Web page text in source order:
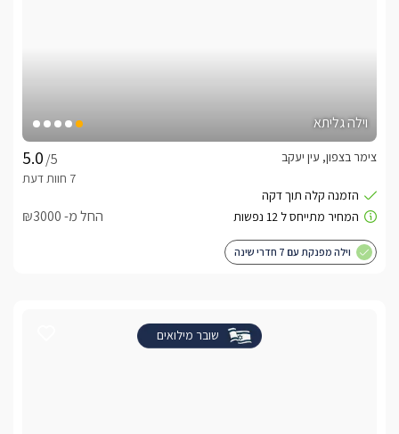
וילה גליתא
/5
צימר בצפון, עין יעקב
החל מ- ₪3000
וילה מפנקת עם 7 חדרי שינה
שובר מילואים